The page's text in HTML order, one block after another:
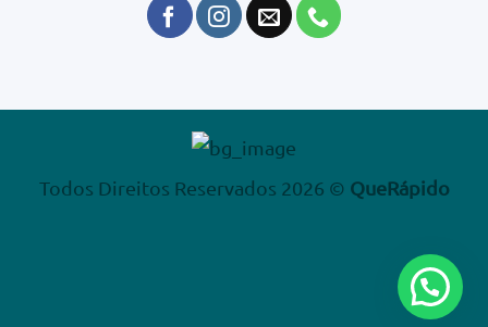
Todos Direitos Reservados 2026 © QueRápido